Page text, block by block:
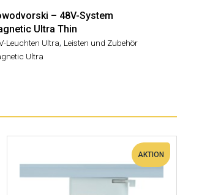
– 48V-System
Ultra Thin
Leuchten Ultra, Leisten und Zubehör
Ultra
AKTION